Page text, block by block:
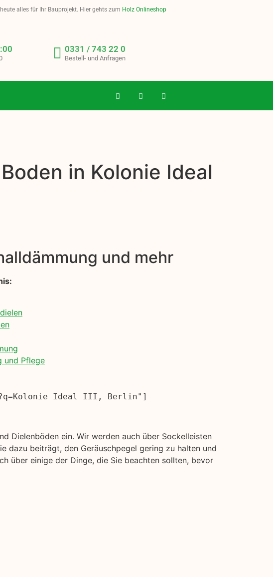
alles für Ihr Bauprojekt. Hier gehts zum Holz Onlineshop
0331 / 743 22 0
Bestell- und Anfragen
in Kolonie Ideal
und mehr
und Pflege
Ideal III, Berlin"]
Dielenböden ein. Wir werden auch über Sockelleisten
dazu beiträgt, den Geräuschpegel gering zu halten und
über einige der Dinge, die Sie beachten sollten, bevor